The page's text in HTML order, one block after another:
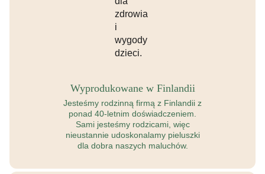
Wyprodukowane w Finlandii
Jesteśmy rodzinną firmą z Finlandii z
ponad 40-letnim doświadczeniem.
Sami jesteśmy rodzicami, więc
nieustannie udoskonalamy pieluszki
dla dobra naszych maluchów.